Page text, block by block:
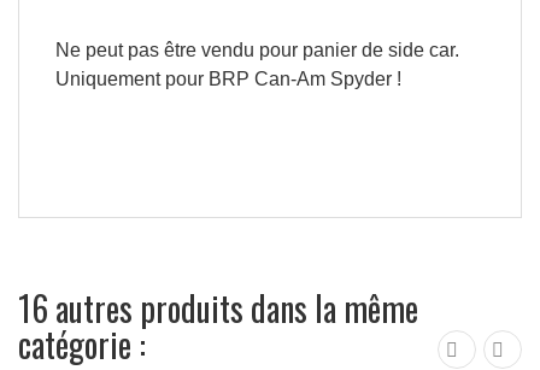
Ne peut pas être vendu pour panier de side car.
Uniquement pour BRP Can-Am Spyder !
16 autres produits dans la même
catégorie :